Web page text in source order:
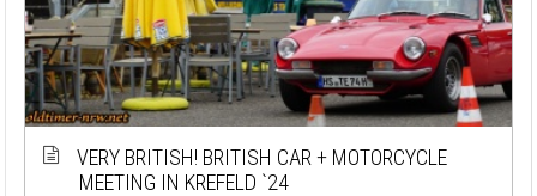
VERY BRITISH! BRITISH CAR + MOTORCYCLE
MEETING IN KREFELD `24